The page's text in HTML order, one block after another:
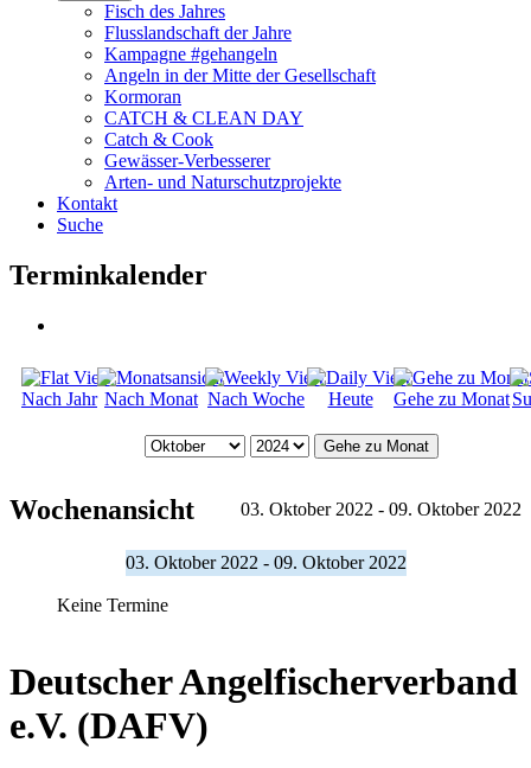
Fisch des Jahres
Flusslandschaft der Jahre
Kampagne #gehangeln
Angeln in der Mitte der Gesellschaft
Kormoran
CATCH & CLEAN DAY
Catch & Cook
Gewässer-Verbesserer
Arten- und Naturschutzprojekte
Kontakt
Suche
Terminkalender
Nach Jahr Nach Monat Nach Woche Heute Gehe zu Monat
Gehe zu Monat
Wochenansicht 03. Oktober 2022 - 09. Oktober 2022
03. Oktober 2022 - 09. Oktober 2022
Keine Termine
Deutscher Angelfischerverband
e.V. (DAFV)